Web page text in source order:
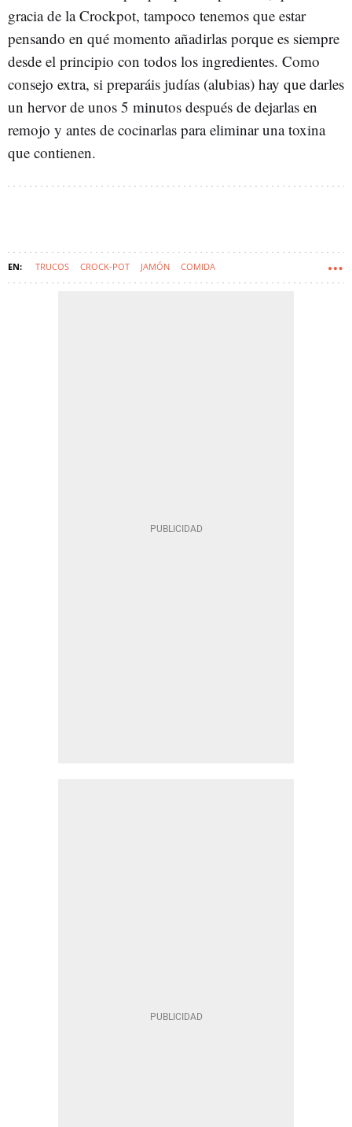
gracia de la Crockpot, tampoco tenemos que estar
pensando en qué momento añadirlas porque es siempre
desde el principio con todos los ingredientes. Como
consejo extra, si preparáis judías (alubias) hay que darles
un hervor de unos 5 minutos después de dejarlas en
remojo y antes de cocinarlas para eliminar una toxina
que contienen.
TRUCOS CROCK-POT JAMÓN COMIDA